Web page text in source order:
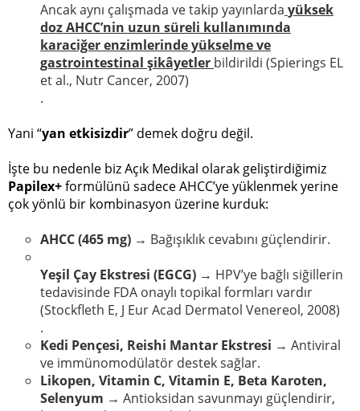
Ancak aynı çalışmada ve takip yayınlarda yüksek
doz AHCC’nin uzun süreli kullanımında
karaciğer enzimlerinde yükselme ve
gastrointestinal şikâyetler bildirildi (Spierings EL
et al., Nutr Cancer, 2007)
.
Yani “yan etkisizdir” demek doğru değil.
İşte bu nedenle biz Açık Medikal olarak geliştirdiğimiz
Papilex+formülünü sadece AHCC’ye yüklenmek yerine
çok yönlü bir kombinasyon üzerine kurduk:
AHCC (465 mg) → Bağışıklık cevabını güçlendirir.
Yeşil Çay Ekstresi (EGCG) → HPV’ye bağlı siğillerin
tedavisinde FDA onaylı topikal formları vardır
(Stockfleth E, J Eur Acad Dermatol Venereol, 2008)
.
Kedi Pençesi, Reishi Mantar Ekstresi → Antiviral
ve immünomodülatör destek sağlar.
Likopen, Vitamin C, Vitamin E, Beta Karoten,
Selenyum → Antioksidan savunmayı güçlendirir,